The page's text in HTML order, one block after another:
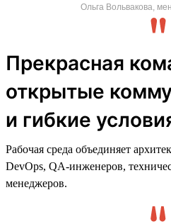
Ольга Вольвакова,
Прекрасная
открытые
и гибкие
Рабочая среда объединяет
DevOps, QA-инженеров,
менеджеров.